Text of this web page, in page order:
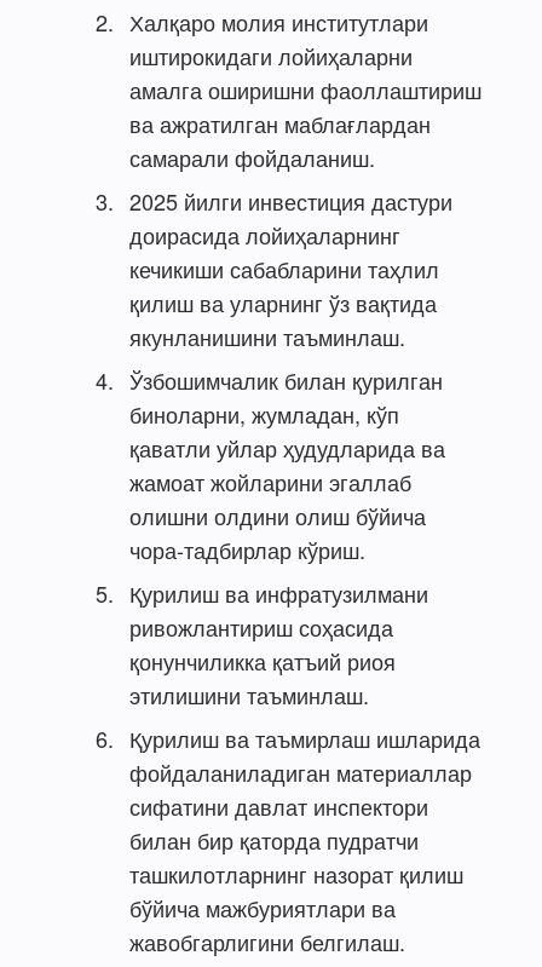
Халқаро молия институтлари
иштирокидаги лойиҳаларни
амалга оширишни фаоллаштириш
ва ажратилган маблағлардан
самарали фойдаланиш.
2025 йилги инвестиция дастури
доирасида лойиҳаларнинг
кечикиши сабабларини таҳлил
қилиш ва уларнинг ўз вақтида
якунланишини таъминлаш.
Ўзбошимчалик билан қурилган
биноларни, жумладан, кўп
қаватли уйлар ҳудудларида ва
жамоат жойларини эгаллаб
олишни олдини олиш бўйича
чора-тадбирлар кўриш.
Қурилиш ва инфратузилмани
ривожлантириш соҳасида
қонунчиликка қатъий риоя
этилишини таъминлаш.
Қурилиш ва таъмирлаш ишларида
фойдаланиладиган материаллар
сифатини давлат инспектори
билан бир қаторда пудратчи
ташкилотларнинг назорат қилиш
бўйича мажбуриятлари ва
жавобгарлигини белгилаш.